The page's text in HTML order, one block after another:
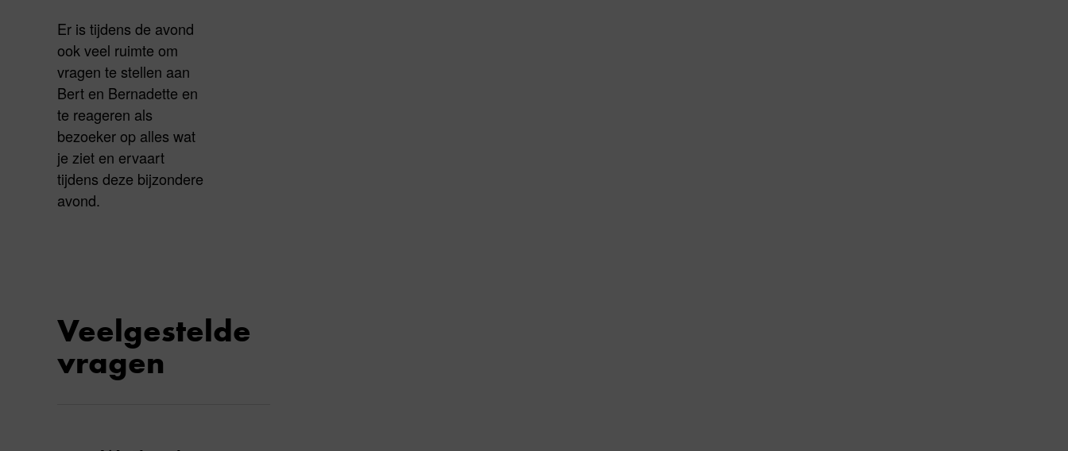
Er is tijdens de avond
ook veel ruimte om
vragen te stellen aan
Bert en Bernadette en
te reageren als
bezoeker op alles wat
je ziet en ervaart
tijdens deze bijzondere
avond.
Veelgestelde
vragen